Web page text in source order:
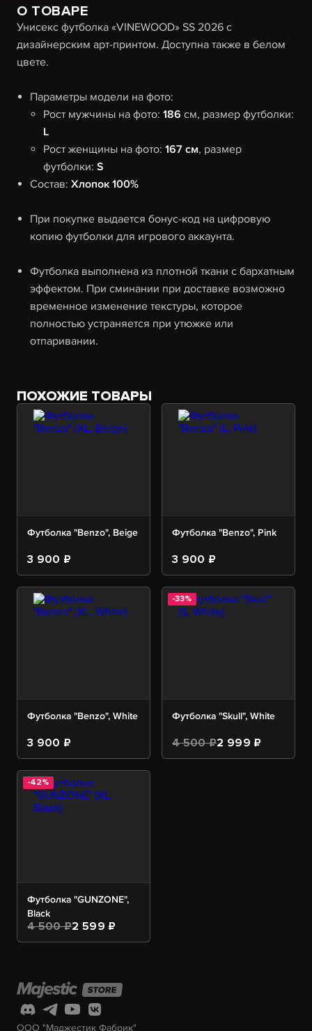
О ТОВАРЕ
Унисекс футболка «VINEWOOD» SS 2026 с
дизайнерским арт-принтом. Доступна также в белом
цвете.
Параметры модели на фото:
Рост мужчины на фото:186 см, размер футболки:
L
Рост женщины на фото:167 см, размер
футболки:S
Состав:Хлопок 100%
При покупке выдается бонус-код на цифровую
копию футболки для игрового аккаунта.
Футболка выполнена из плотной ткани с бархатным
эффектом. При сминании при доставке возможно
временное изменение текстуры, которое
полностью устраняется при утюжке или
отпаривании.
ПОХОЖИЕ ТОВАРЫ
Футболка "Benzo", Beige
3 900 ₽
Футболка "Benzo", Pink
3 900 ₽
Футболка "Benzo", White
3 900 ₽
-33%
Футболка "Skull", White
4 500 ₽2 999 ₽
-42%
Футболка "GUNZONE",
Black
4 500 ₽2 599 ₽
ООО "Маджестик Фабрик"